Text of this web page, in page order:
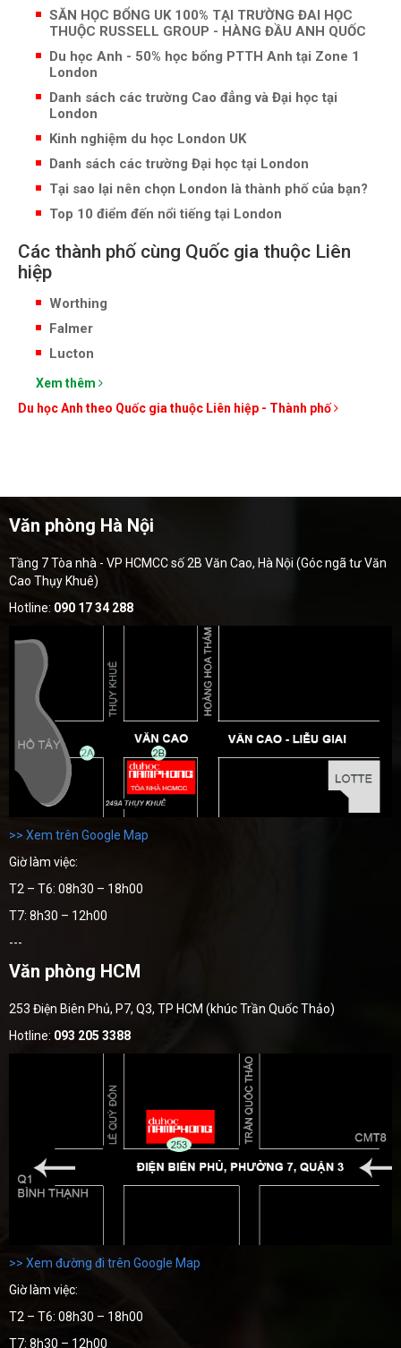
SĂN HỌC BỔNG UK 100% TẠI TRƯỜNG ĐAI HỌC
THUỘC RUSSELL GROUP - HÀNG ĐẦU ANH QUỐC
Du học Anh - 50% học bổng PTTH Anh tại Zone 1
London
Danh sách các trường Cao đẳng và Đại học tại
London
Kinh nghiệm du học London UK
Danh sách các trường Đại học tại London
Tại sao lại nên chọn London là thành phố của bạn?
Top 10 điểm đến nổi tiếng tại London
Các thành phố cùng Quốc gia thuộc Liên
hiệp
Worthing
Falmer
Lucton
Xem thêm
Du học Anh theo Quốc gia thuộc Liên hiệp - Thành phố
Văn phòng Hà Nội
Tầng 7 Tòa nhà - VP HCMCC số 2B Văn Cao, Hà Nội (Góc ngã tư Văn
Cao Thụy Khuê)
Hotline: 090 17 34 288
>> Xem trên Google Map
Giờ làm việc:
T2 – T6: 08h30 – 18h00
T7: 8h30 – 12h00
---
Văn phòng HCM
253 Điện Biên Phủ, P7, Q3, TP HCM (khúc Trần Quốc Thảo)
Hotline: 093 205 3388
>> Xem đường đi trên Google Map
Giờ làm việc:
T2 – T6: 08h30 – 18h00
T7: 8h30 – 12h00